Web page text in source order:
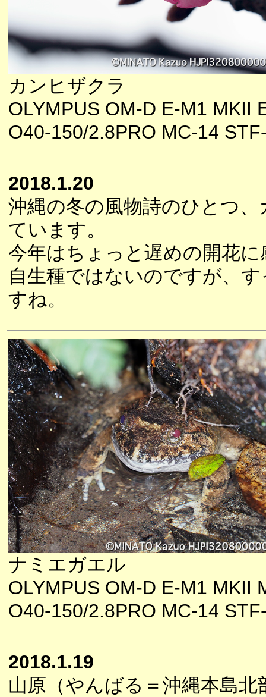
カンヒザクラ
OLYMPUS OM-D E-M1 MKII
O40-150/2.8PRO MC-14
2018.1.20
沖縄の冬の風物詩のひとつ
ています。
今年はちょっと遅めの開花
自生種ではないのですが、
すね。
ナミエガエル
OLYMPUS OM-D E-M1 MKII
O40-150/2.8PRO MC-14
2018.1.19
山原（やんばる＝沖縄本島